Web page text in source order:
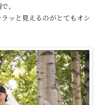
、
ッと見えるのがとてもオシ